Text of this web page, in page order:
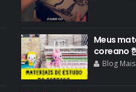
Meus
coreano
Blog